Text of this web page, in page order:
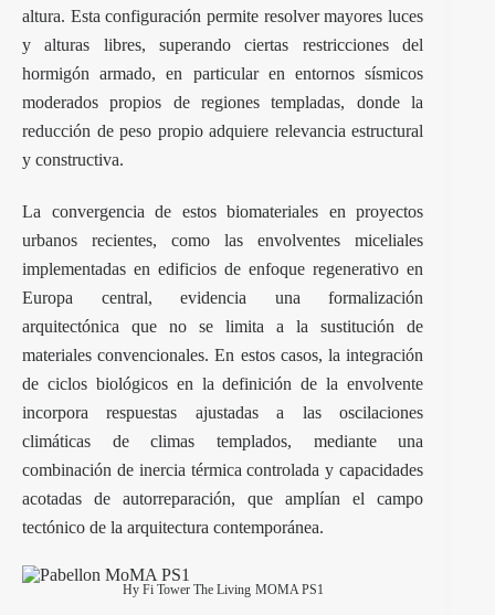
altura. Esta configuración permite resolver mayores luces
y alturas libres, superando ciertas restricciones del
hormigón armado, en particular en entornos sísmicos
moderados propios de regiones templadas, donde la
reducción de peso propio adquiere relevancia estructural
y constructiva.
La convergencia de estos biomateriales en proyectos
urbanos recientes, como las envolventes miceliales
implementadas en edificios de enfoque regenerativo en
Europa central, evidencia una formalización
arquitectónica que no se limita a la sustitución de
materiales convencionales. En estos casos, la integración
de ciclos biológicos en la definición de la envolvente
incorpora respuestas ajustadas a las oscilaciones
climáticas de climas templados, mediante una
combinación de inercia térmica controlada y capacidades
acotadas de autorreparación, que amplían el campo
tectónico de la arquitectura contemporánea.
Hy Fi Tower The Living MOMA PS1